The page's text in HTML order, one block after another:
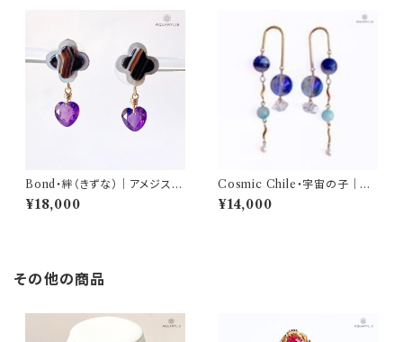
Bond・絆（きずな）｜アメジスト
ハートシェイプピアス（サージカ
ルステンレス）｜AQUARYLIS
¥18,000
Cosmic Chile・宇宙の子｜デ
ュモルチェライト ピアス（チタン
／約6.7cm）｜AQUARYLIS
¥14,000
その他の商品